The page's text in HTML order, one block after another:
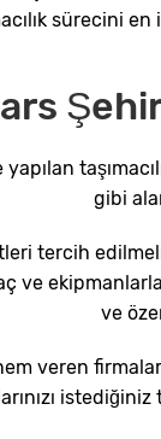
sürecini
gibi
tercih
ve
ve
veren